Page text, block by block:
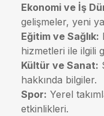
Ekonomi ve İş
gelişmeler, yeni
Eğitim ve Sağlık:
hizmetleri ile ilgili
Kültür ve Sanat:
hakkında bilgiler.
Spor: Yerel
etkinlikleri.